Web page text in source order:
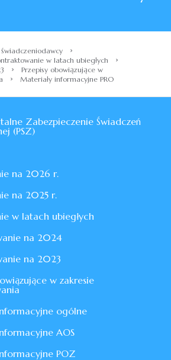
›
w latach ubiegłych ›
›
Przepisy obowiązujące w
› Materiały informacyjne PRO
Zabezpieczenie Świadczeń
(PSZ)
na 2026 r.
na 2025 r.
w latach ubiegłych
na 2024
na 2023
w zakresie
ogólne
AOS
POZ